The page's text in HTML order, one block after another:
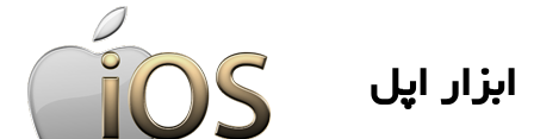
ابزار اپل